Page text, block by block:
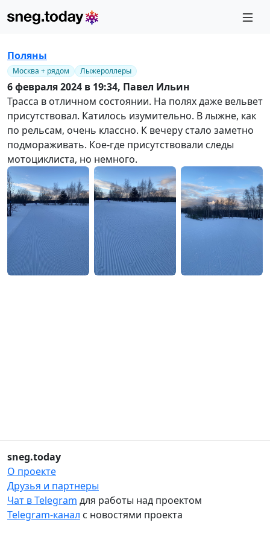
Поляны
Москва + рядом Лыжероллеры
6 февраля 2024 в 19:34, Павел Ильин
Трасса в отличном состоянии. На полях даже вельвет
присутствовал. Катилось изумительно. В лыжне, как
по рельсам, очень классно. К вечеру стало заметно
подмораживать. Кое-где присутствовали следы
мотоциклиста, но немного.
sneg.today
О проекте
Друзья и партнеры
Чат в Telegram для работы над проектом
Telegram-канал с новостями проекта